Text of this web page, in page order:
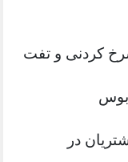
کردنی و تفت
در